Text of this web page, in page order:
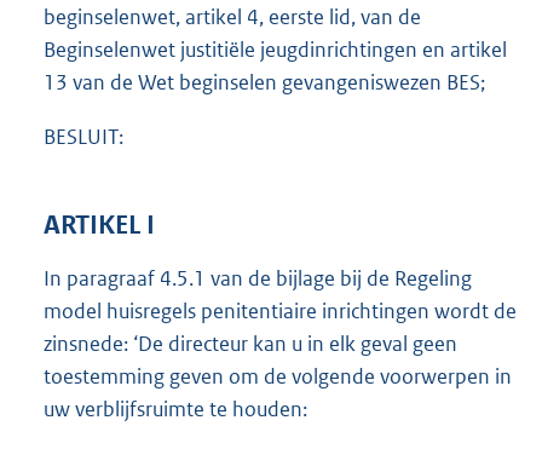
beginselenwet, artikel 4, eerste lid, van de
Beginselenwet justitiële jeugdinrichtingen en artikel
13 van de Wet beginselen gevangeniswezen BES;
BESLUIT:
ARTIKEL I
In paragraaf 4.5.1 van de bijlage bij de Regeling
model huisregels penitentiaire inrichtingen wordt de
zinsnede: ‘De directeur kan u in elk geval geen
toestemming geven om de volgende voorwerpen in
uw verblijfsruimte te houden: